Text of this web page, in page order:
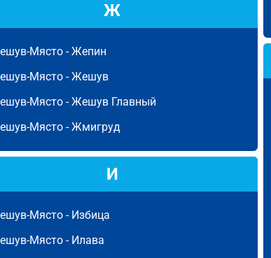
Ж
Място -Жепин
Място -Жешув
Място -Жешув Главный
Място -Жмигруд
И
Място - Избица
Място - Илава